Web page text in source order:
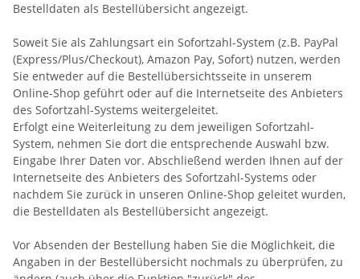
Bestelldaten als Bestellübersicht angezeigt.
Soweit Sie als Zahlungsart ein Sofortzahl-System (z.B. PayPal
(Express/Plus/Checkout), Amazon Pay, Sofort) nutzen, werden
Sie entweder auf die Bestellübersichtsseite in unserem
Online-Shop geführt oder auf die Internetseite des Anbieters
des Sofortzahl-Systems weitergeleitet.
Erfolgt eine Weiterleitung zu dem jeweiligen Sofortzahl-
System, nehmen Sie dort die entsprechende Auswahl bzw.
Eingabe Ihrer Daten vor. Abschließend werden Ihnen auf der
Internetseite des Anbieters des Sofortzahl-Systems oder
nachdem Sie zurück in unseren Online-Shop geleitet wurden,
die Bestelldaten als Bestellübersicht angezeigt.
Vor Absenden der Bestellung haben Sie die Möglichkeit, die
Angaben in der Bestellübersicht nochmals zu überprüfen, zu